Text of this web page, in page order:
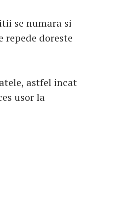
se numara si
doreste
astfel incat
usor la